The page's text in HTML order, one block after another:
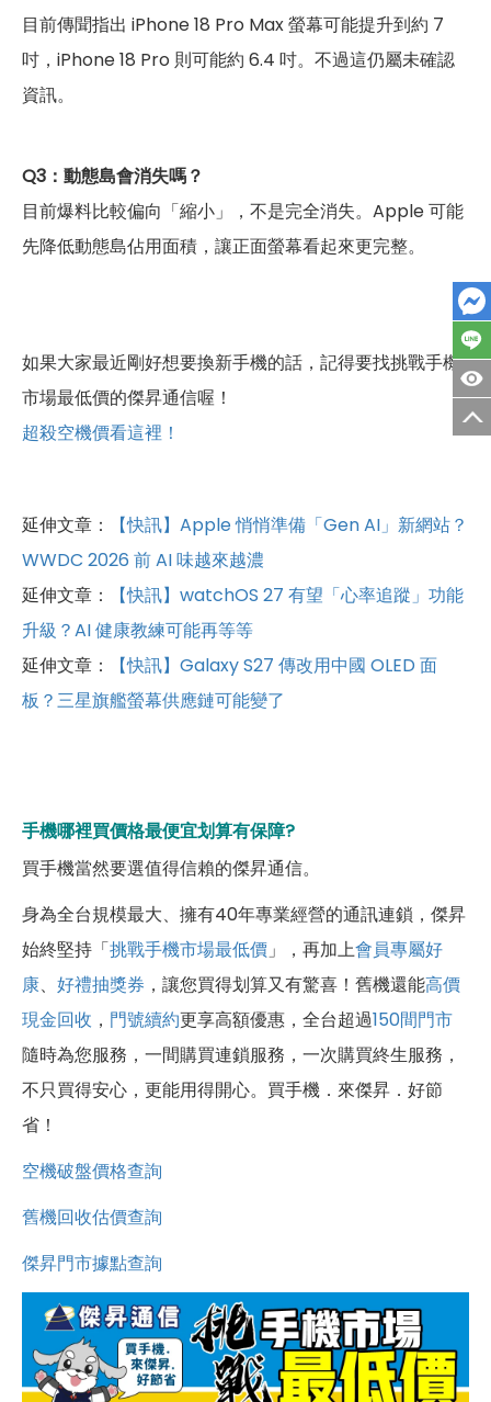
目前傳聞指出 iPhone 18 Pro Max 螢幕可能提升到約 7
吋，iPhone 18 Pro 則可能約 6.4 吋。不過這仍屬未確認
資訊。
Q3：動態島會消失嗎？
目前爆料比較偏向「縮小」，不是完全消失。Apple 可能
先降低動態島佔用面積，讓正面螢幕看起來更完整。
如果大家最近剛好想要換新手機的話，記得要找挑戰手機
市場最低價的傑昇通信喔！
超殺空機價看這裡！
延伸文章：
【快訊】Apple 悄悄準備「Gen AI」新網站？
WWDC 2026 前 AI 味越來越濃
延伸文章：
【快訊】watchOS 27 有望「心率追蹤」功能
升級？AI 健康教練可能再等等
延伸文章：
【快訊】Galaxy S27 傳改用中國 OLED 面
板？三星旗艦螢幕供應鏈可能變了
手機哪裡買價格最便宜划算有保障?
買手機當然要選值得信賴的傑昇通信。
身為全台規模最大、擁有40年專業經營的通訊連鎖，傑昇
始終堅持「挑戰手機市場最低價 」，再加上會員專屬好
康、 好禮抽獎券 ，讓您買得划算又有驚喜！舊機還能高價
現金回收 ， 門號續約更享高額優惠，全台超過150間門市
隨時為您服務，一間購買連鎖服務，一次購買終生服務，
不只買得安心，更能用得開心。買手機．來傑昇．好節
省！
空機破盤價格查詢
舊機回收估價查詢
傑昇門市據點查詢